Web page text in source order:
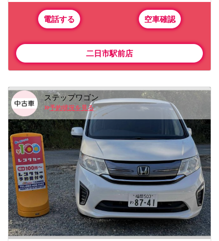
電話する 空車確認
二日市駅前店
ステップワゴン
予約状況を見る